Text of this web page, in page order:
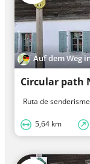
Auf dem Weg
Circular path
Ruta de senderisme
5,64 km